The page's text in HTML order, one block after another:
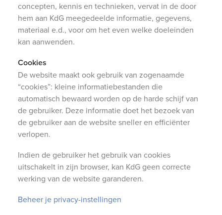
concepten, kennis en technieken, vervat in de door
hem aan KdG meegedeelde informatie, gegevens,
materiaal e.d., voor om het even welke doeleinden
kan aanwenden.
Cookies
De website maakt ook gebruik van zogenaamde
“cookies”: kleine informatiebestanden die
automatisch bewaard worden op de harde schijf van
de gebruiker. Deze informatie doet het bezoek van
de gebruiker aan de website sneller en efficiënter
verlopen.
Indien de gebruiker het gebruik van cookies
uitschakelt in zijn browser, kan KdG geen correcte
werking van de website garanderen.
Beheer je privacy-instellingen